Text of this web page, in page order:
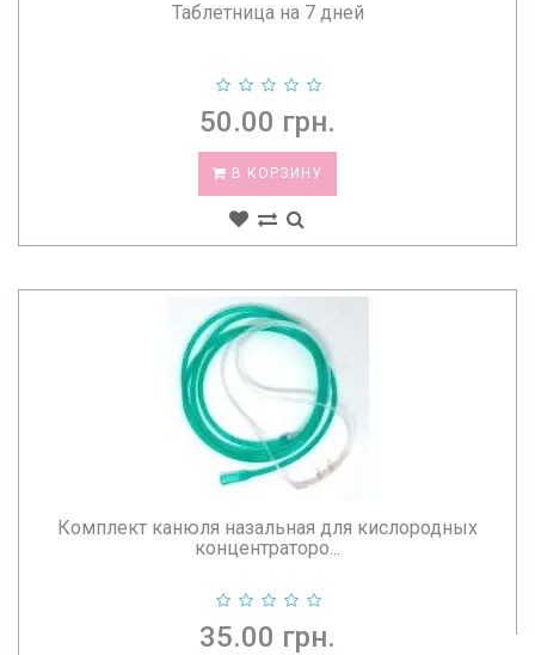
Таблетница на 7 дней
50.00 грн.
В КОРЗИНУ
Комплект канюля назальная для кислородных
концентраторо...
35.00 грн.